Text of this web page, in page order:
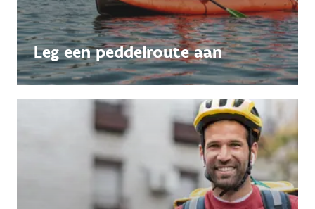
Leg een peddelroute aan